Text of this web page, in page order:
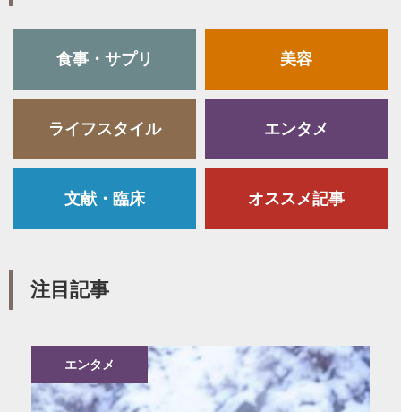
食事・サプリ 美容
ライフスタイル エンタメ
文献・臨床 オススメ記事
注目記事
エンタメ